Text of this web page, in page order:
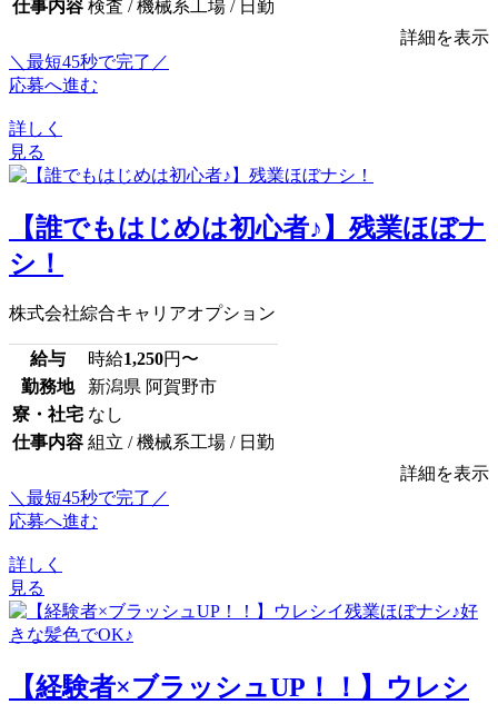
仕事内容 検査 / 機械系工場 / 日勤
詳細を表示
＼最短45秒で完了／
応募へ進む
詳しく
見る
【誰でもはじめは初心者♪】残業ほぼナ
シ！
株式会社綜合キャリアオプション
給与 時給1,250円〜
勤務地
新潟県 阿賀野市
寮・社宅 なし
仕事内容 組立 / 機械系工場 / 日勤
詳細を表示
＼最短45秒で完了／
応募へ進む
詳しく
見る
【経験者×ブラッシュUP！！】ウレシ